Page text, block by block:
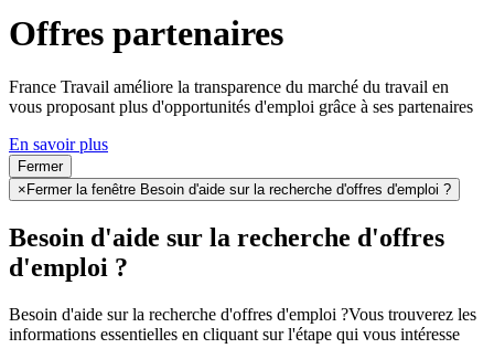
Offres partenaires
France Travail améliore la transparence du marché du travail en
vous proposant plus d'opportunités d'emploi grâce à ses partenaires
En savoir plus
Fermer
× Fermer la fenêtre Besoin d'aide sur la recherche d'offres d'emploi ?
Besoin d'aide sur la recherche d'offres
d'emploi ?
Besoin d'aide sur la recherche d'offres d'emploi ?Vous trouverez les
informations essentielles en cliquant sur l'étape qui vous intéresse